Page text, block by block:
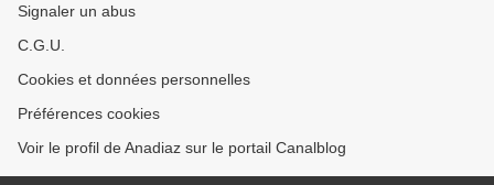
Signaler un abus
C.G.U.
Cookies et données personnelles
Préférences cookies
Voir le profil de Anadiaz sur le portail Canalblog